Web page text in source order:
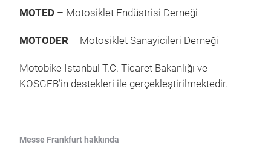
MOTED – Motosiklet Endüstrisi Derneği
MOTODER – Motosiklet Sanayicileri Derneği
Motobike Istanbul T.C. Ticaret Bakanlığı ve
KOSGEB’in destekleri ile gerçekleştirilmektedir.
Messe Frankfurt hakkında